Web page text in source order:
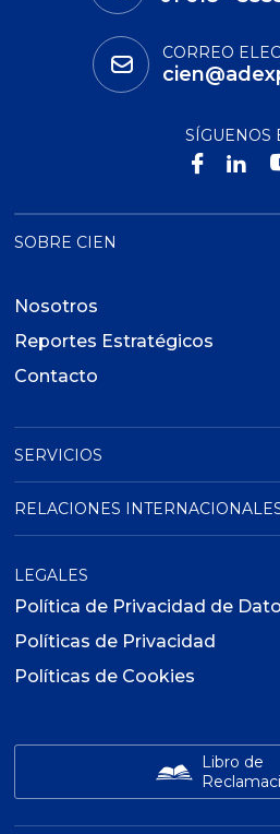
CORREO
SÍGUENOS
SOBRE CIEN
Nosotros
Reportes Estratégicos
Contacto
SERVICIOS
RELACIONES
LEGALES
Política de Privacidad de
Políticas de Privacidad
Políticas de Cookies
Libro de